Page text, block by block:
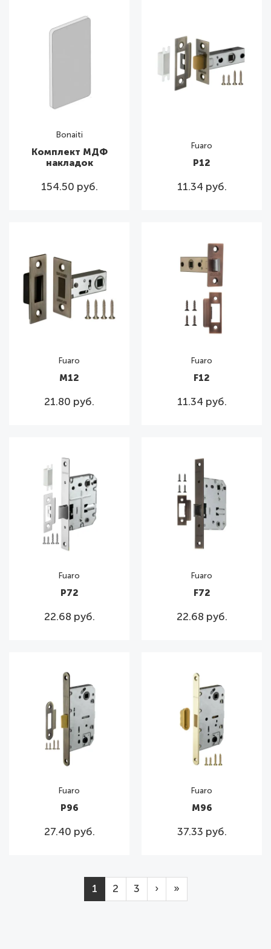
Bonaiti
Комплект МДФ
накладок
154.50 руб.
Fuaro
P12
11.34 руб.
Fuaro
М12
21.80 руб.
Fuaro
F12
11.34 руб.
Fuaro
P72
22.68 руб.
Fuaro
F72
22.68 руб.
Fuaro
Р96
27.40 руб.
Fuaro
M96
37.33 руб.
Page
1 Page
2 Page
3 Следующая страница
› Последняя
»